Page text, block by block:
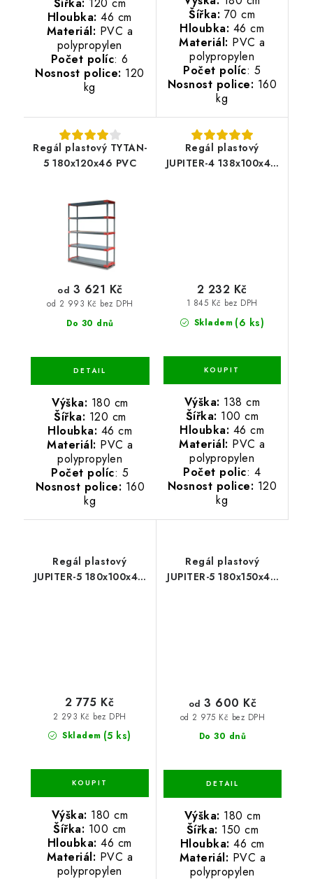
Šířka: 120 cm
Hloubka: 46 cm
Materiál: PVC a
polypropylen
Počet políc: 6
Nosnost police: 120
kg
Šířka: 70 cm
Hloubka: 46 cm
Materiál: PVC a
polypropylen
Počet políc: 5
Nosnost police: 160
kg
Regál plastový TYTAN-
5 180x120x46 PVC
Do 30 dnů
od 2 993 Kč bez DPH
od 3 621 Kč
Výška: 180 cm
Šířka: 120 cm
Hloubka: 46 cm
Materiál: PVC a
polypropylen
Počet políc: 5
Nosnost police: 160
kg
Regál plastový
JUPITER-4 138x100x46
Skladem (6 ks)
1 845 Kč bez DPH
2 232 Kč
Výška: 138 cm
Šířka: 100 cm
Hloubka: 46 cm
Materiál: PVC a
polypropylen
Počet polic: 4
Nosnost police: 120
kg
Regál plastový
JUPITER-5 180x100x46
Skladem (5 ks)
2 293 Kč bez DPH
2 775 Kč
Výška: 180 cm
Šířka: 100 cm
Hloubka: 46 cm
Materiál: PVC a
polypropylen
Regál plastový
JUPITER-5 180x150x46
Do 30 dnů
od 2 975 Kč bez DPH
od 3 600 Kč
Výška: 180 cm
Šířka: 150 cm
Hloubka: 46 cm
Materiál: PVC a
polypropylen